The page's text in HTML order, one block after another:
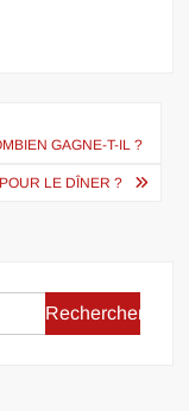
GAGNE-T-IL ?
LE DÎNER ?
Rechercher :